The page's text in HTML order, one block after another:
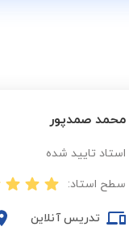
محمد صمدپور
استاد تایید شده
سطح استاد:
تدریس آنلاین